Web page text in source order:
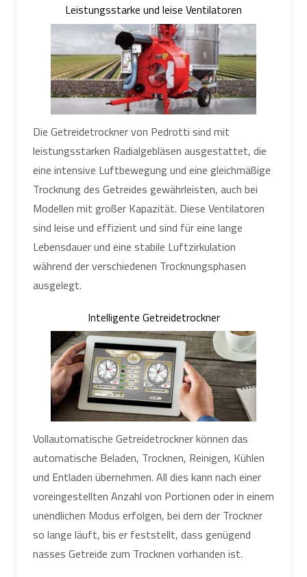
Leistungsstarke und leise Ventilatoren
Die Getreidetrockner von Pedrotti sind mit
leistungsstarken Radialgebläsen ausgestattet, die
eine intensive Luftbewegung und eine gleichmäßige
Trocknung des Getreides gewährleisten, auch bei
Modellen mit großer Kapazität. Diese Ventilatoren
sind leise und effizient und sind für eine lange
Lebensdauer und eine stabile Luftzirkulation
während der verschiedenen Trocknungsphasen
ausgelegt.
Intelligente Getreidetrockner
Vollautomatische Getreidetrockner können das
automatische Beladen, Trocknen, Reinigen, Kühlen
und Entladen übernehmen. All dies kann nach einer
voreingestellten Anzahl von Portionen oder in einem
unendlichen Modus erfolgen, bei dem der Trockner
so lange läuft, bis er feststellt, dass genügend
nasses Getreide zum Trocknen vorhanden ist.